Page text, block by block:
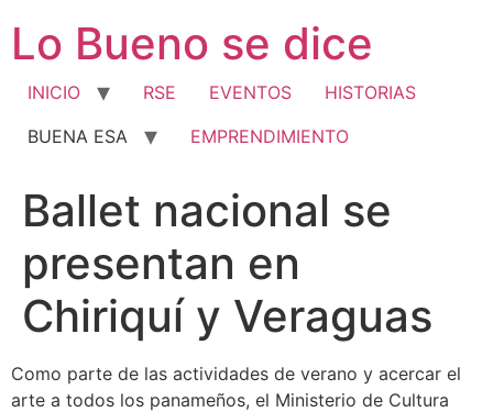
contenido
Lo Bueno se dice
INICIO RSE EVENTOS
HISTORIAS
BUENA ESA
EMPRENDIMIENTO
Ballet nacional se
presentan en
Chiriquí y Veraguas
Como parte de las actividades de verano y acercar el
arte a todos los panameños, el Ministerio de Cultura